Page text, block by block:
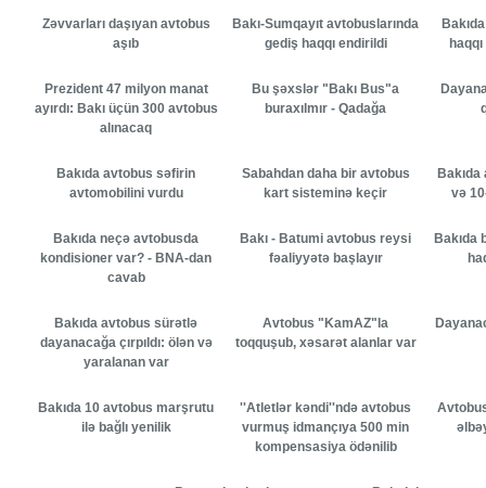
Zəvvarları daşıyan avtobus
aşıb
Bakı-Sumqayıt avtobuslarında
gediş haqqı endirildi
Prezident 47 milyon manat
ayırdı: Bakı üçün 300 avtobus
alınacaq
Bu şəxslər "Bakı Bus"a
buraxılmır - Qadağa
Bakıda avtobus səfirin
avtomobilini vurdu
Sabahdan daha bir avtobus
kart sisteminə keçir
və
Bakıda neçə avtobusda
kondisioner var? - BNA-dan
cavab
Bakı - Batumi avtobus reysi
fəaliyyətə başlayır
Bakıda
Bakıda avtobus sürətlə
dayanacağa çırpıldı: ölən və
yaralanan var
Avtobus "KamAZ"la
toqquşub, xəsarət alanlar var
Bakıda 10 avtobus marşrutu
ilə bağlı yenilik
''Atletlər kəndi''ndə avtobus
vurmuş idmançıya 500 min
kompensasiya ödənilib